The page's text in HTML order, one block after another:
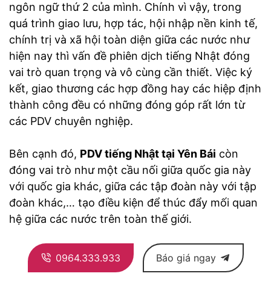
ngôn ngữ thứ 2 của mình. Chính vì vậy, trong
quá trình giao lưu, hợp tác, hội nhập nền kinh tế,
chính trị và xã hội toàn diện giữa các nước như
hiện nay thì vấn đề phiên dịch tiếng Nhật đóng
vai trò quan trọng và vô cùng cần thiết. Việc ký
kết, giao thương các hợp đồng hay các hiệp định
thành công đều có những đóng góp rất lớn từ
các PDV chuyên nghiệp.
Bên cạnh đó, PDV tiếng Nhật tại Yên Bái còn
đóng vai trò như một cầu nối giữa quốc gia này
với quốc gia khác, giữa các tập đoàn này với tập
đoàn khác,… tạo điều kiện để thúc đẩy mối quan
hệ giữa các nước trên toàn thế giới.
0964.333.933 Báo giá ngay